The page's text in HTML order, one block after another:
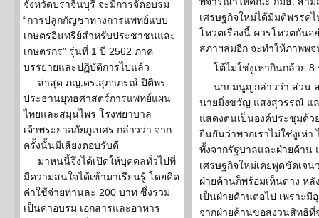
จังหวัดปราจีนบุรี จะมีการจัดอบรม
“การปลูกกัญชาทางการแพทย์แบบ
เกษตรอินทรีย์สำหรับประชาชนและ
เกษตรกร” รุ่นที่ 1 ปี 2562 ภาค
บรรยายและปฏิบัติการไปแล้ว
ล่าสุด ภญ.ดร.สุภาภรณ์ ปิติพร
ประธานยุทธศาสตร์การแพทย์แผน
ไทยและสมุนไพร โรงพยาบาล
เจ้าพระยาอภัยภูเบศร กล่าวว่า จาก
ครั้งนั้นมีเสียงตอบรับดี
มาหนนี้จึงได้เปิดให้บุคคลทั่วไปที่
มีความสนใจได้เข้ามาเรียนรู้ โดยคิด
ค่าใช้จ่ายท่านละ 200 บาท ซึ่งรวม
เป็นค่าอบรม เอกสารและอาหาร
เศรษฐกิจใหม่ได้มีมติพรรค
โหวตเรื่องนี้ ควรโหวตกันอ
สภาฯล่มอีก จะทำให้ภาพพ
โต้ไม่ใช่งูเห่ากินกล้วย 8
นายมนูญกล่าวว่า ส่วน
นายมิ่งขวัญ แสงสุวรรณ์ แ
แสดงตนเป็นองค์ประชุมด้ว
ยืนยันว่าพวกเราไม่ใช่งูเห่า
ทั้งจากรัฐบาลและฝ่ายค้าน
เศรษฐกิจใหม่เคยพูดชัดเจ
ฝ่ายค้านก็พร้อมเห็นต่าง หลั
เป็นฝ่ายค้านต่อไป เพราะมี
จากฝ่ายค้านขอสงวนสิทธิที่